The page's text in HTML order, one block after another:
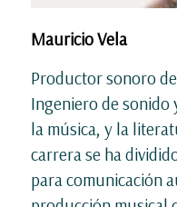
Mauricio Vela
Productor sonoro
Ingeniero de sonido
la música, y la
carrera se ha
para comunicación